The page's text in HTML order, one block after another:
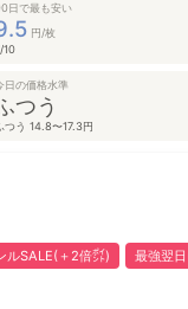
日で最も安い
円/枚
10
日の価格水準
つう
つう 14.8〜17.3円
ルSALE(＋2倍㌽) 最強翌